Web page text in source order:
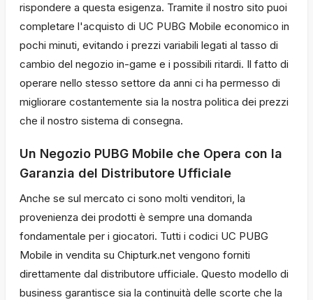
rispondere a questa esigenza. Tramite il nostro sito puoi
completare l'acquisto di UC PUBG Mobile economico in
pochi minuti, evitando i prezzi variabili legati al tasso di
cambio del negozio in-game e i possibili ritardi. Il fatto di
operare nello stesso settore da anni ci ha permesso di
migliorare costantemente sia la nostra politica dei prezzi
che il nostro sistema di consegna.
Un Negozio PUBG Mobile che Opera con la
Garanzia del Distributore Ufficiale
Anche se sul mercato ci sono molti venditori, la
provenienza dei prodotti è sempre una domanda
fondamentale per i giocatori. Tutti i codici UC PUBG
Mobile in vendita su Chipturk.net vengono forniti
direttamente dal distributore ufficiale. Questo modello di
business garantisce sia la continuità delle scorte che la